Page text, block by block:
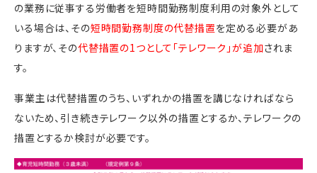
の業務に従事する労働者を短時間勤務制度利用の対象外として
いる場合は、その短時間勤務制度の代替措置を定める必要があ
りますが、その代替措置の1つとして「テレワーク」が追加されま
す。
事業主は代替措置のうち、いずれかの措置を講じなければなら
ないため、引き続きテレワーク以外の措置とするか、テレワークの
措置とするか検討が必要です。